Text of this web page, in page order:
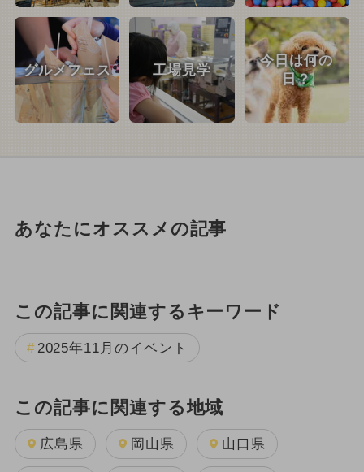
グルメフェス 工場見学
今日は何の
日？
あなたにオススメの記事
この記事に関連するキーワード
2025年11月のイベント
この記事に関連する地域
広島県 岡山県 山口県